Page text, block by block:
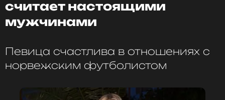
считает настоящими
мужчинами
Певица счастлива в отношениях с
норвежским футболистом